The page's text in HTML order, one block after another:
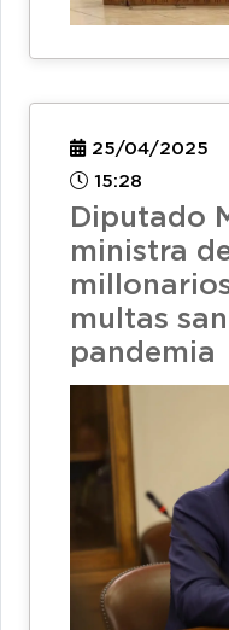
25/04/2025
15:28
Diputado
ministra
multas
pandemia